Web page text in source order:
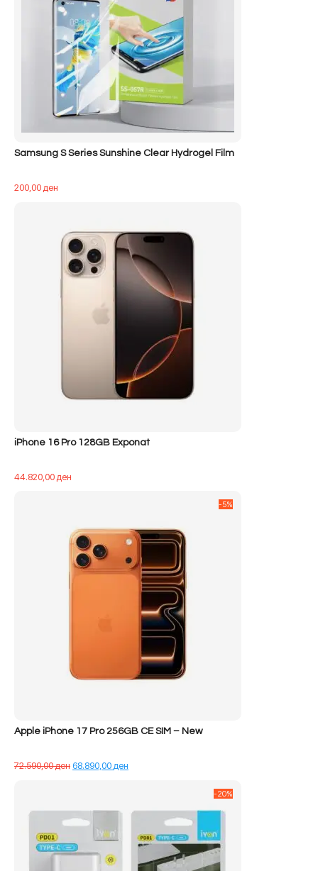
Samsung S Series Sunshine Clear Hydrogel Film
200,00ден
iPhone 16 Pro 128GB Exponat
44.820,00ден
Apple iPhone 17 Pro 256GB CE SIM – New
72.590,00денÇmimi
68.890,00ден
68.890,00 ден.
-5%
-20%